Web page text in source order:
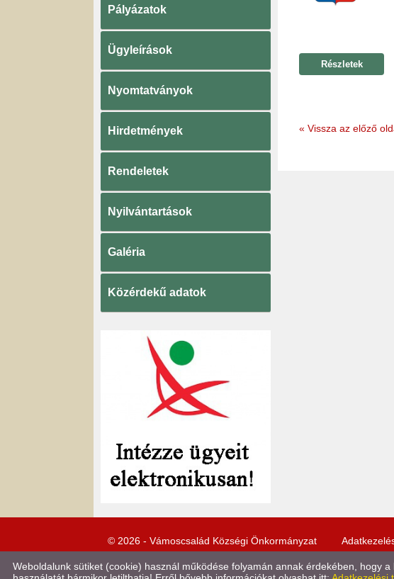
Pályázatok
Ügyleírások
Nyomtatványok
Hirdetmények
Rendeletek
Nyilvántartások
Galéria
Közérdekű adatok
Részletek
« Vissza az előző
© 2026 - Vámoscsalád Községi Önkormányzat
Weboldalunk sütiket (cookie) használ működése folyamán annak érdekében, hogy